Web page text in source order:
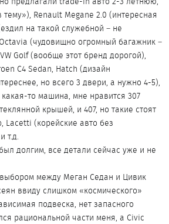
тему»), Renault Megane 2.0 (интересная
на такой служебной – не
(чудовищно огромный багажник –
Golf (вообще этот бренд дорогой),
C4 Sedan, Hatch (дизайн
но всего 3 двери, а нужно 4-5),
то машина, мне нравится 307
крышей, и 407, но такие стоят
Lacetti (корейские авто без
т.д.
долгим, все детали сейчас уже и не
между Меган Седан и Цивик
ввиду слишком «космического»
подвеска, нет запасного
рациональной части меня, а Civic